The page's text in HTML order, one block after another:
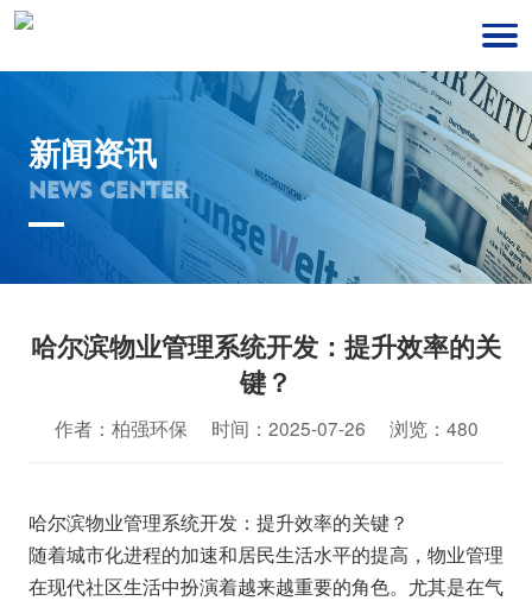
新闻资讯
NEWS CENTER
哈尔滨物业管理系统开发：提升效率的关
键？
作者：柏强环保 时间：2025-07-26 浏览：480
哈尔滨物业管理系统开发：提升效率的关键？
随着城市化进程的加速和居民生活水平的提高，物业管理
在现代社区生活中扮演着越来越重要的角色。尤其是在气